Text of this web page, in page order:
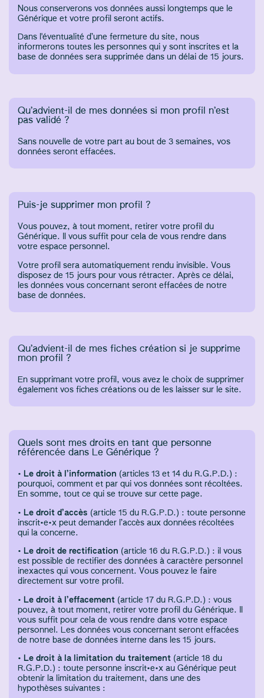
Nous conserverons vos données aussi longtemps que le
Générique et votre profil seront actifs.
Dans l'éventualité d’une fermeture du site, nous
informerons toutes les personnes qui y sont inscrites et la
base de données sera supprimée dans un délai de 15 jours.
Qu’advient-il de mes données si mon profil n’est
pas validé ?
Sans nouvelle de votre part au bout de 3 semaines, vos
données seront effacées.
Puis-je supprimer mon profil ?
Vous pouvez, à tout moment, retirer votre profil du
Générique. Il vous suffit pour cela de vous rendre dans
votre espace personnel.
Votre profil sera automatiquement rendu invisible. Vous
disposez de 15 jours pour vous rétracter. Après ce délai,
les données vous concernant seront effacées de notre
base de données.
Qu’advient-il de mes fiches création si je supprime
mon profil ?
En supprimant votre profil, vous avez le choix de supprimer
également vos fiches créations ou de les laisser sur le site.
Quels sont mes droits en tant que personne
référencée dans Le Générique ?
• Le droit à l’information (articles 13 et 14 du R.G.P.D.) :
pourquoi, comment et par qui vos données sont récoltées.
En somme, tout ce qui se trouve sur cette page.
• Le droit d’accès (article 15 du R.G.P.D.) : toute personne
inscrit·e·x peut demander l’accès aux données récoltées
qui la concerne.
• Le droit de rectification (article 16 du R.G.P.D.) : il vous
est possible de rectifier des données à caractère personnel
inexactes qui vous concernent. Vous pouvez le faire
directement sur votre profil.
• Le droit à l’effacement (article 17 du R.G.P.D.) : vous
pouvez, à tout moment, retirer votre profil du Générique. Il
vous suffit pour cela de vous rendre dans votre espace
personnel. Les données vous concernant seront effacées
de notre base de données interne dans les 15 jours.
• Le droit à la limitation du traitement (article 18 du
R.G.P.D.) : toute personne inscrit·e·x au Générique peut
obtenir la limitation du traitement, dans une des
hypothèses suivantes :